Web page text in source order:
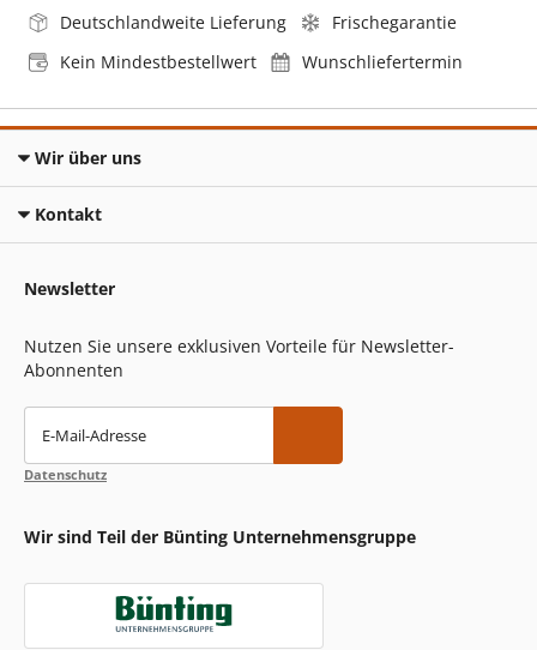
Deutschlandweite Lieferung
Frischegarantie
Kein Mindestbestellwert
Wunschliefertermin
Wir über uns
Kontakt
Newsletter
Nutzen Sie unsere exklusiven Vorteile für Newsletter-
Abonnenten
E-Mail-Adresse
Datenschutz
Wir sind Teil der Bünting Unternehmensgruppe